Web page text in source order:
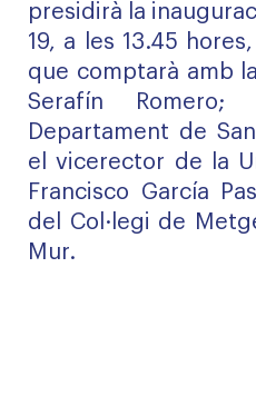
presidirà la
19, a les 13.45
que comptarà amb
Serafín
Departament de
el vicerector de la
Francisco García
del Col·legi de
Mur.